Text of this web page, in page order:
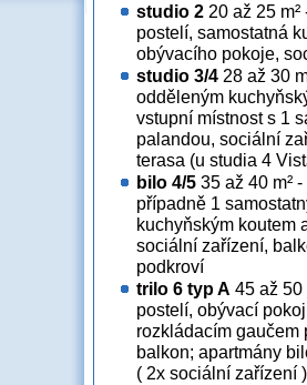
studio 2 20 až 25
postelí, samostatná
obývacího pokoje,
studio 3/4 28 až 30
odděleným
vstupní místnost s 1
palandou, sociální
terasa (u studia 4
bilo 4/5 35 až 40 m²
případně 1
kuchyňským koutem
sociální zařízení,
podkroví
trilo 6 typ A 45 až 50
postelí, obývací
rozkládacím gaučem
balkon; apartmány
( 2x sociální zařízení )